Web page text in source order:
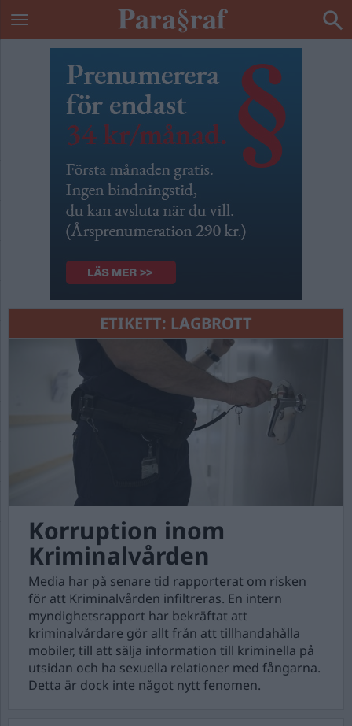
ETIKETT: LAGBROTT
Korruption inom
Kriminalvården
Media har på senare tid rapporterat om risken
för att Kriminalvården infiltreras. En intern
myndighetsrapport har bekräftat att
kriminalvårdare gör allt från att tillhandahålla
mobiler, till att sälja information till kriminella på
utsidan och ha sexuella relationer med fångarna.
Detta är dock inte något nytt fenomen.